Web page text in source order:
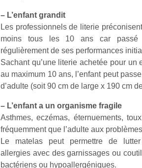
– L’enfant grandit
Les professionnels de literie
moins tous les 10 ans car
régulièrement de ses performances
Sachant qu’une literie achetée pour un
au maximum 10 ans, l’enfant peut
d’adulte (soit 90 cm de large x 190 cm
– L’enfant a un organisme fragile
Asthmes, eczémas, éternuements,
fréquemment que l’adulte aux
Le matelas peut permettre de
allergies avec des garnissages ou
bactériens ou hypoallergéniques.